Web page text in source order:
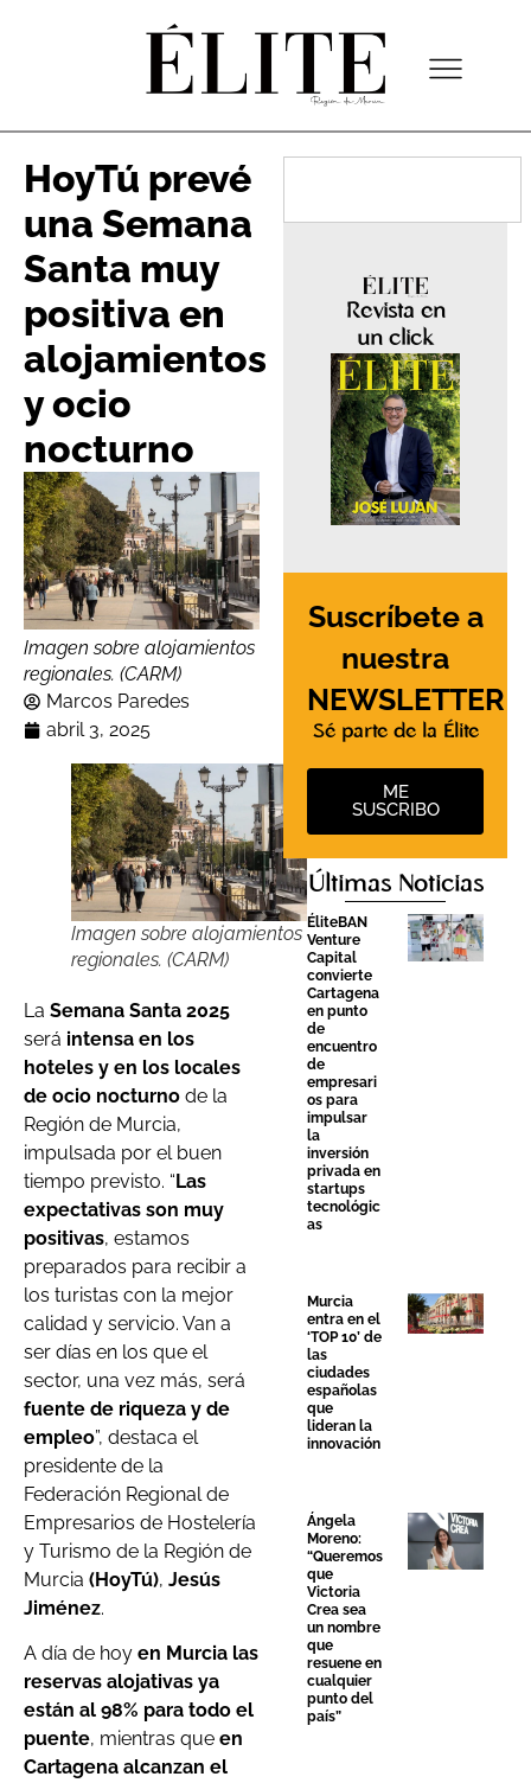
HoyTú prevé
una Semana
Santa muy
positiva en
alojamientos
y ocio
nocturno
Imagen sobre alojamientos
regionales. (CARM)
Marcos Paredes
abril 3, 2025
Imagen sobre alojamientos
regionales. (CARM)
La Semana Santa 2025
será intensa en los
hoteles y en los locales
de ocio nocturno de la
Región de Murcia,
impulsada por el buen
tiempo previsto. “Las
expectativas son muy
positivas, estamos
preparados para recibir a
los turistas con la mejor
calidad y servicio. Van a
ser días en los que el
sector, una vez más, será
fuente de riqueza y de
empleo”, destaca el
presidente de la
Federación Regional de
Empresarios de Hostelería
y Turismo de la Región de
Murcia (HoyTú), Jesús
Jiménez.
A día de hoy en Murcia las
reservas alojativas ya
están al 98% para todo el
puente, mientras que en
Cartagena alcanzan el
Revista en
un click
Suscríbete a
nuestra
NEWSLETTER
Sé parte de la Élite
ME
SUSCRIBO
Últimas Noticias
ÉliteBAN
Venture
Capital
convierte
Cartagena
en punto
de
encuentro
de
empresari
os para
impulsar
la
inversión
privada en
startups
tecnológic
as
Murcia
entra en el
‘TOP 10’ de
las
ciudades
españolas
que
lideran la
innovación
Ángela
Moreno:
“Queremos
que
Victoria
Crea sea
un nombre
que
resuene en
cualquier
punto del
país”